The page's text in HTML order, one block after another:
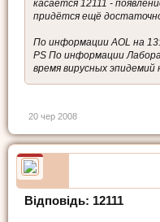
касается 12111 -
придётся ещё
По информации AOL на
PS По информации
время вирусных эпидемий
20 чер 2008
Відповідь: 12111